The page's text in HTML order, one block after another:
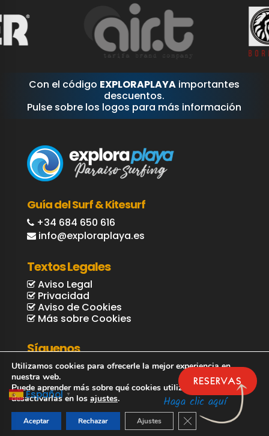
RESERVAS
Haga clic aquí
Con el código EXPLORAPLAYA importantes
descuentos.
Pulse sobre los logos para más información
Guía del Surf & Kitesurf
+34 684 650 616
info@exploraplaya.es
Textos Legales
Aviso Legal
Privacidad
Aviso de Cookies
Más sobre Cookies
Síguenos
© Explora Playa / Guía Surf
Español ▼
Utilizamos cookies para ofrecerle la mejor experiencia en
nuestra web.
Puede aprender más sobre qué cookies utilizamos o
desactivarlas en los ajustes.
Aceptar Rechazar Ajustes Cerrar el banner de